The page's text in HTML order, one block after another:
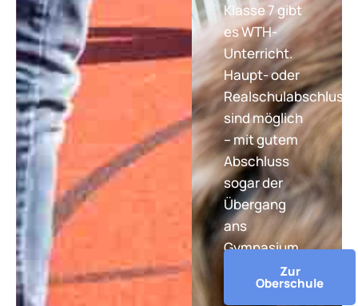
Klasse 7 gibt
es WTH-
Unterricht.
Haupt- oder
Realschulabschluss
sind möglich
– mit gutem
Abschluss
sogar der
Übergang
ans
Gymnasium.
Zur
Oberschule